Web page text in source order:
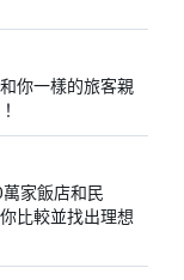
你一樣的旅客親
家飯店和民
比較並找出理想